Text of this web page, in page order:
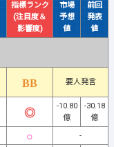
指標ランク
(注目度＆
影響度)
市場
予想
値
前回
発表
値
要人発言
-10.80
億
-30.18
億
-